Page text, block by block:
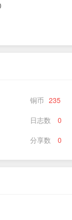
铜币 235
日志数 0
分享数 0